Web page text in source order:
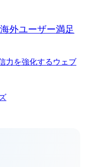
外ユーザー満足
力を強化するウェブ